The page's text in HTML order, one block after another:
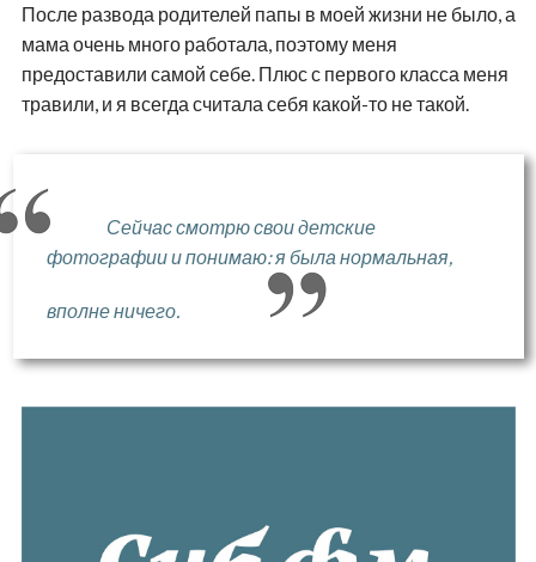
После развода родителей папы в моей жизни не было, а
мама очень много работала, поэтому меня
предоставили самой себе. Плюс с первого класса меня
травили, и я всегда считала себя какой-то не такой.
Сейчас смотрю свои детские
фотографии и понимаю: я была нормальная,
вполне ничего.